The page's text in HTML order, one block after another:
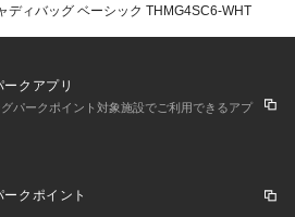
デ 人気 ブランド 機能 デザイン 室内
ディバッグ ベーシック THMG4SC6-WHT
クアプリ
パークポイント対象施設でご利用できるアプ
クポイント